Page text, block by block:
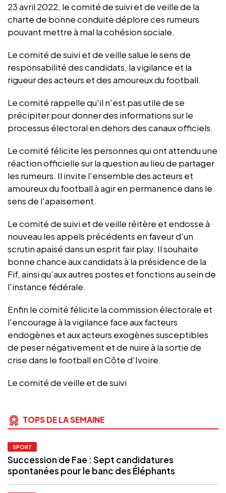
23 avril 2022, le comité de suivi et de veille de la
charte de bonne conduite déplore ces rumeurs
pouvant mettre à mal la cohésion sociale.
Le comité de suivi et de veille salue le sens de
responsabilité des candidats, la vigilance et la
rigueur des acteurs et des amoureux du football.
Le comité rappelle qu'il n'est pas utile de se
précipiter pour donner des informations sur le
processus électoral en dehors des canaux officiels.
Le comité félicite les personnes qui ont attendu une
réaction officielle sur la question au lieu de partager
les rumeurs. Il invite l'ensemble des acteurs et
amoureux du football à agir en permanence dans le
sens de l'apaisement.
Le comité de suivi et de veille réitère et endosse à
nouveau les appels précédents en faveur d'un
scrutin apaisé dans un esprit fair play. Il souhaite
bonne chance aux candidats à la présidence de la
Fif, ainsi qu'aux autres postes et fonctions au sein de
l'instance fédérale.
Enfin le comité félicite la commission électorale et
l'encourage à la vigilance face aux facteurs
endogènes et aux acteurs exogènes susceptibles
de peser négativement et de nuire à la sortie de
crise dans le football en Côte d'Ivoire.
Le comité de veille et de suivi
TOPS DE LA SEMAINE
SPORT
Succession de Fae : Sept candidatures
spontanées pour le banc des Éléphants